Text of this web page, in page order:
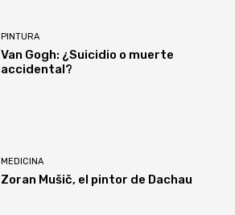
PINTURA
Van Gogh: ¿Suicidio o muerte
accidental?
MEDICINA
Zoran Mušič, el pintor de Dachau